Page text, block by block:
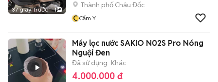
37 giây trước 1
Thành phố Châu Đốc
CCẩm Y
Máy lọc nước SAKIO N02S Pro Nóng
Nguội Đen
Đã sử dụng Khác
4.000.000 đ